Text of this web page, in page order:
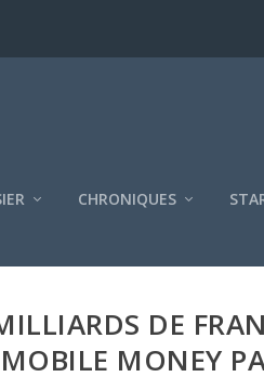
CHRONIQUES
DE
MONEY